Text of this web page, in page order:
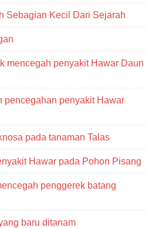
Sebagian Kecil Dari Sejarah
mencegah penyakit Hawar Daun
pencegahan penyakit Hawar
pada tanaman Talas
Hawar pada Pohon Pisang
penggerek batang
baru ditanam